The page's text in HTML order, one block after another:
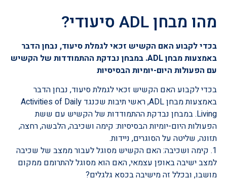
מהו מבחן ADL סיעודי?
בכדי לקבוע האם הקשיש זכאי לגמלת סיעוד, נבחן הדבר
באמצעות מבחן ADL. במבחן נבדקת ההתמודדות של הקשיש
עם הפעולות היום-יומיות הבסיסיות
בכדי לקבוע האם הקשיש זכאי לגמלת סיעוד, נבחן הדבר
באמצעות מבחן ADL, ראשי תיבות שכנגד Activities of Daily
Living. במבחן נבדקת ההתמודדות של הקשיש עם ששת
הפעולות היום-יומיות הבסיסיות: קימה ושכיבה, הלבשה, רחצה,
תזונה, שליטה על הסוגרים, ניידות.
1. קימה ושכיבה: האם הקשיש מסוגל לעבור ממצב של שכיבה
למצב ישיבה באופן עצמאי, האם הוא מסוגל להתרומם ממקום
מושבו, ובכלל זה מישיבה בכסא גלגלים?